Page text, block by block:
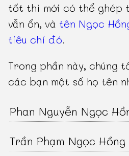
tốt thì mới có thể ghép
vẫn ổn, và tên Ngọc
tiêu chí đó.
Trong phần này, chúng
các bạn một số họ tên
Phan Nguyễn Ngọc
Trần Phạm Ngọc Hồng